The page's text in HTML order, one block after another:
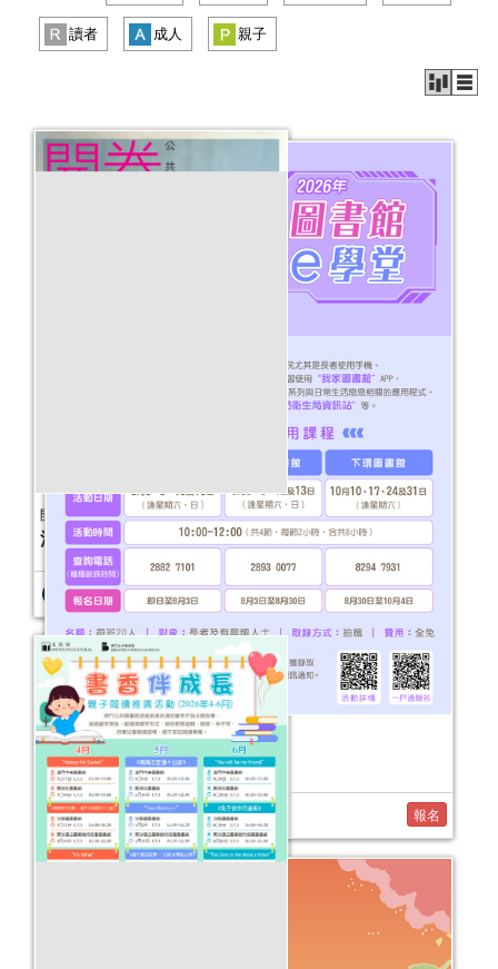
讀者 成人 親子
2026年“圖書館e學堂”
活動日期：2026年08月08日
報名
開卷澳門──公共圖書館主題書展
活動日期：2026年04月16日